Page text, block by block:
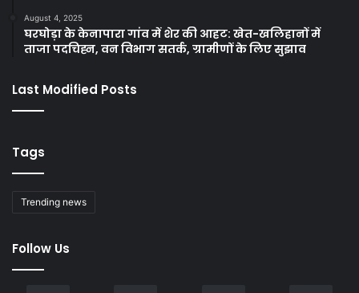
August 4, 2025
घरघोड़ा के केनापारा गांव में शेर की आहट: खेत-खलिहानों में
ताजा पदचिह्न, वन विभाग सतर्क, ग्रामीणों के लिए सुझाव
Last Modified Posts
Tags
Trending news
Follow Us